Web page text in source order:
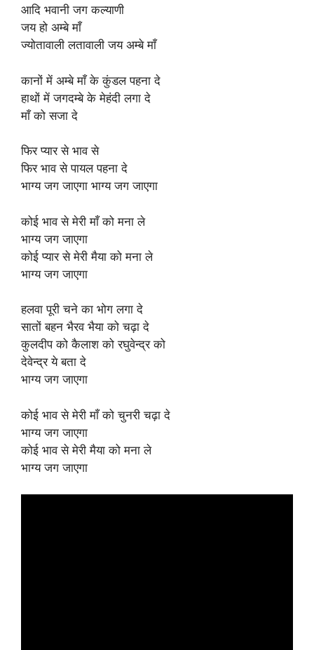
आदि भवानी जग कल्याणी
जय हो अम्बे माँ
ज्योतावाली लतावाली जय अम्बे माँ
कानों में अम्बे माँ के कुंडल पहना दे
हाथों में जगदम्बे के मेहंदी लगा दे
माँ को सजा दे
फिर प्यार से भाव से
फिर भाव से पायल पहना दे
भाग्य जग जाएगा भाग्य जग जाएगा
कोई भाव से मेरी माँ को मना ले
भाग्य जग जाएगा
कोई प्यार से मेरी मैया को मना ले
भाग्य जग जाएगा
हलवा पूरी चने का भोग लगा दे
सातों बहन भैरव भैया को चढ़ा दे
कुलदीप को कैलाश को रघुवेन्द्र को
देवेन्द्र ये बता दे
भाग्य जग जाएगा
कोई भाव से मेरी माँ को चुनरी चढ़ा दे
भाग्य जग जाएगा
कोई भाव से मेरी मैया को मना ले
भाग्य जग जाएगा